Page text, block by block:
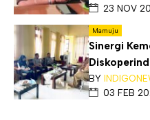
23 NOV
Mamuju
Sinergi
BY
03 FEB